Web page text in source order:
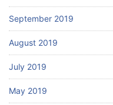
September 2019
August 2019
July 2019
May 2019